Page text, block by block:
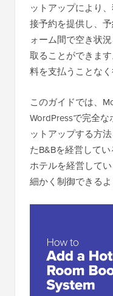
ットアップにより
接予約を提供し、
ォーム間で空き状
取ることができま
料を支払うことなく
このガイドでは、
WordPressで完全
ットアップする方
たB&Bを経営して
ホテルを経営して
細かく制御できるよ